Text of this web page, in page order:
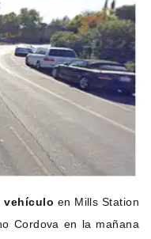
vehículo en Mills Station
Cordova en la mañana